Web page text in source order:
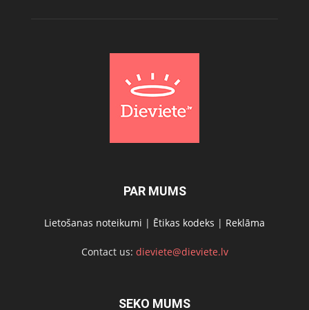
PAR MUMS
Lietošanas noteikumi | Ētikas kodeks | Reklāma
Contact us: dieviete@dieviete.lv
SEKO MUMS